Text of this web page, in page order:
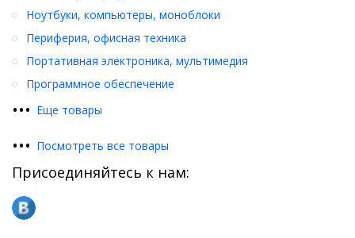
••• Еще товары
Ноутбуки, компьютеры, моноблоки
Периферия, офисная техника
Портативная электроника, мультимедия
Программное обеспечение
••• Посмотреть все товары
Присоединяйтесь к нам: